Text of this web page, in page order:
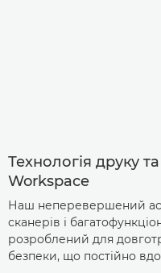
Технологія друку
Workspace
Наш неперевершений
сканерів і
розроблений для
безпеки, що постійно